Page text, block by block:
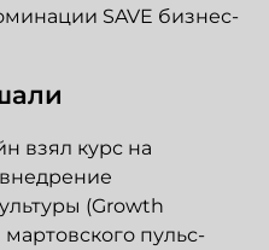
SAVE бизнес-
взял курс на
(Growth
пульс-